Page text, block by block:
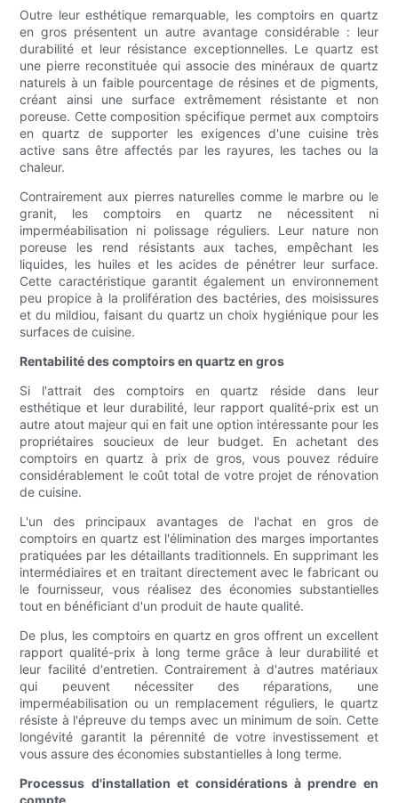
Outre leur esthétique remarquable, les comptoirs en quartz
en gros présentent un autre avantage considérable : leur
durabilité et leur résistance exceptionnelles. Le quartz est
une pierre reconstituée qui associe des minéraux de quartz
naturels à un faible pourcentage de résines et de pigments,
créant ainsi une surface extrêmement résistante et non
poreuse. Cette composition spécifique permet aux comptoirs
en quartz de supporter les exigences d'une cuisine très
active sans être affectés par les rayures, les taches ou la
chaleur.
Contrairement aux pierres naturelles comme le marbre ou le
granit, les comptoirs en quartz ne nécessitent ni
imperméabilisation ni polissage réguliers. Leur nature non
poreuse les rend résistants aux taches, empêchant les
liquides, les huiles et les acides de pénétrer leur surface.
Cette caractéristique garantit également un environnement
peu propice à la prolifération des bactéries, des moisissures
et du mildiou, faisant du quartz un choix hygiénique pour les
surfaces de cuisine.
Rentabilité des comptoirs en quartz en gros
Si l'attrait des comptoirs en quartz réside dans leur
esthétique et leur durabilité, leur rapport qualité-prix est un
autre atout majeur qui en fait une option intéressante pour les
propriétaires soucieux de leur budget. En achetant des
comptoirs en quartz à prix de gros, vous pouvez réduire
considérablement le coût total de votre projet de rénovation
de cuisine.
L'un des principaux avantages de l'achat en gros de
comptoirs en quartz est l'élimination des marges importantes
pratiquées par les détaillants traditionnels. En supprimant les
intermédiaires et en traitant directement avec le fabricant ou
le fournisseur, vous réalisez des économies substantielles
tout en bénéficiant d'un produit de haute qualité.
De plus, les comptoirs en quartz en gros offrent un excellent
rapport qualité-prix à long terme grâce à leur durabilité et
leur facilité d'entretien. Contrairement à d'autres matériaux
qui peuvent nécessiter des réparations, une
imperméabilisation ou un remplacement réguliers, le quartz
résiste à l'épreuve du temps avec un minimum de soin. Cette
longévité garantit la pérennité de votre investissement et
vous assure des économies substantielles à long terme.
Processus d'installation et considérations à prendre en